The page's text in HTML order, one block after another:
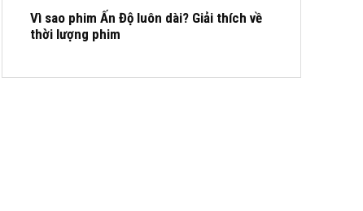
Vì sao phim Ấn Độ luôn dài? Giải thích về
thời lượng phim